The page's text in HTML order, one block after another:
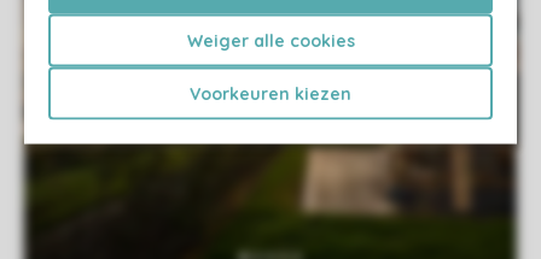
Weiger alle cookies
Voorkeuren kiezen